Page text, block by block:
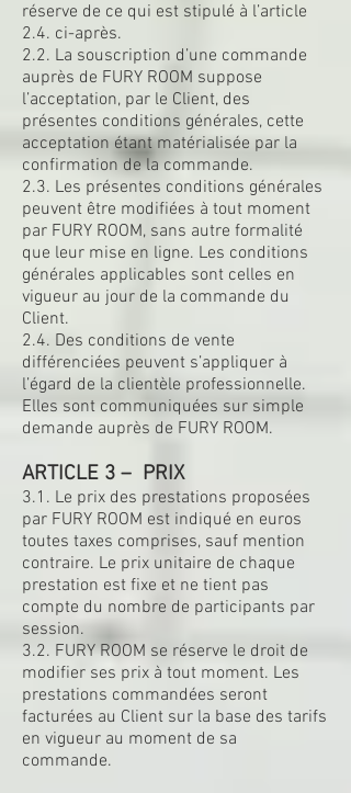
réserve de ce qui est stipulé à l’article
2.4. ci-après.
2.2. La souscription d’une commande
auprès de FURY ROOM suppose
l’acceptation, par le Client, des
présentes conditions générales, cette
acceptation étant matérialisée par la
confirmation de la commande.
2.3. Les présentes conditions générales
peuvent être modifiées à tout moment
par FURY ROOM, sans autre formalité
que leur mise en ligne. Les conditions
générales applicables sont celles en
vigueur au jour de la commande du
Client.
2.4. Des conditions de vente
différenciées peuvent s’appliquer à
l’égard de la clientèle professionnelle.
Elles sont communiquées sur simple
demande auprès de FURY ROOM.
ARTICLE 3 – PRIX
3.1. Le prix des prestations proposées
par FURY ROOM est indiqué en euros
toutes taxes comprises, sauf mention
contraire. Le prix unitaire de chaque
prestation est fixe et ne tient pas
compte du nombre de participants par
session.
3.2. FURY ROOM se réserve le droit de
modifier ses prix à tout moment. Les
prestations commandées seront
facturées au Client sur la base des tarifs
en vigueur au moment de sa
commande.